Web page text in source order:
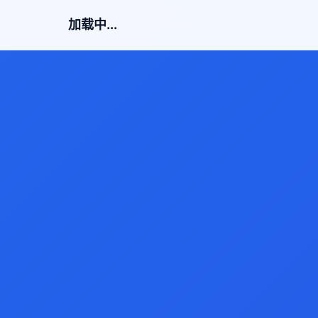
加载中...